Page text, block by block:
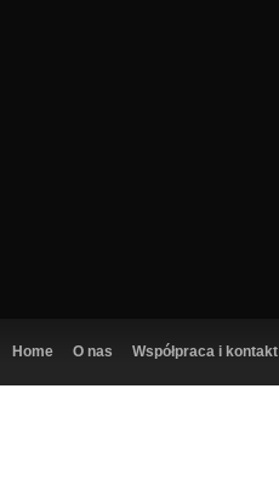
Home O nas Współpraca i kontakt